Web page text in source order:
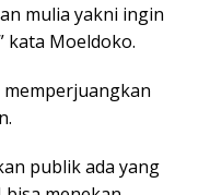
mulia yakni ingin
kata Moeldoko.
publik ada yang